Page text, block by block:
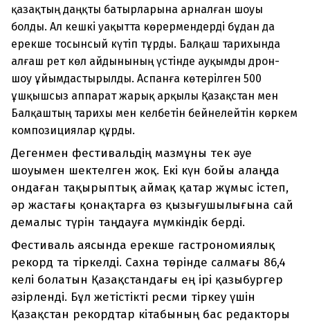
қазақтың даңқты батырларына арналған шоуы
болды. Ал кешкі уақытта көрермендерді бұдан да
ерекше тосынсый күтіп тұрды. Балқаш тарихында
алғаш рет көл айдынының үстінде ауқымды дрон-
шоу ұйымдастырылды. Аспанға көтерілген 500
ұшқышсыз аппарат жарық арқылы Қазақстан мен
Балқаштың тарихы мен келбетін бейнелейтін көркем
композициялар құрды.
Дегенмен фестивальдің мазмұны тек әуе
шоуымен шектелген жоқ. Екі күн бойы алаңда
ондаған тақырыптық аймақ қатар жұмыс істеп,
әр жастағы қонақтарға өз қызығушылығына сай
демалыс түрін таңдауға мүмкіндік берді.
Фестиваль аясында ерекше гастрономиялық
рекорд та тіркелді. Сахна төрінде салмағы 86,4
келі болатын Қазақстандағы ең ірі қазыбургер
әзірленді. Бұл жетістікті ресми тіркеу үшін
Қазақстан рекордтар кітабының бас редакторы